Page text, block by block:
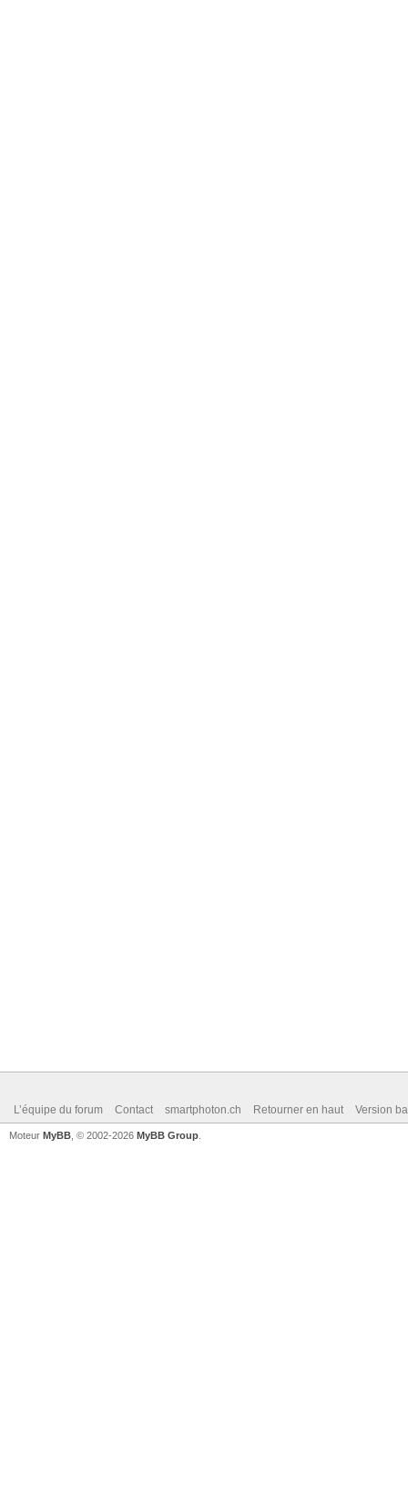
L’équipe du forum Contact smartphoton.ch Retourner en haut Version
Moteur MyBB , © 2002-2026 MyBB Group